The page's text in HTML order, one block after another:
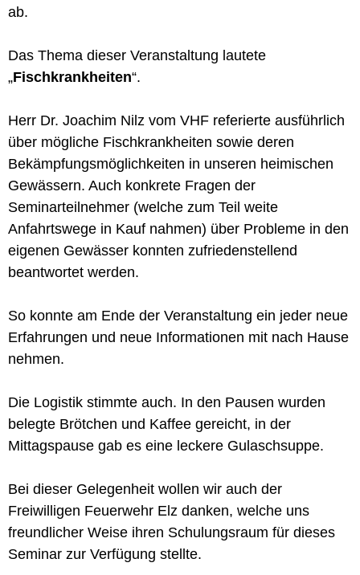
ab.
Das Thema dieser Veranstaltung lautete
„Fischkrankheiten“.
Herr Dr. Joachim Nilz vom VHF referierte ausführlich
über mögliche Fischkrankheiten sowie deren
Bekämpfungsmöglichkeiten in unseren heimischen
Gewässern. Auch konkrete Fragen der
Seminarteilnehmer (welche zum Teil weite
Anfahrtswege in Kauf nahmen) über Probleme in den
eigenen Gewässer konnten zufriedenstellend
beantwortet werden.
So konnte am Ende der Veranstaltung ein jeder neue
Erfahrungen und neue Informationen mit nach Hause
nehmen.
Die Logistik stimmte auch. In den Pausen wurden
belegte Brötchen und Kaffee gereicht, in der
Mittagspause gab es eine leckere Gulaschsuppe.
Bei dieser Gelegenheit wollen wir auch der
Freiwilligen Feuerwehr Elz danken, welche uns
freundlicher Weise ihren Schulungsraum für dieses
Seminar zur Verfügung stellte.